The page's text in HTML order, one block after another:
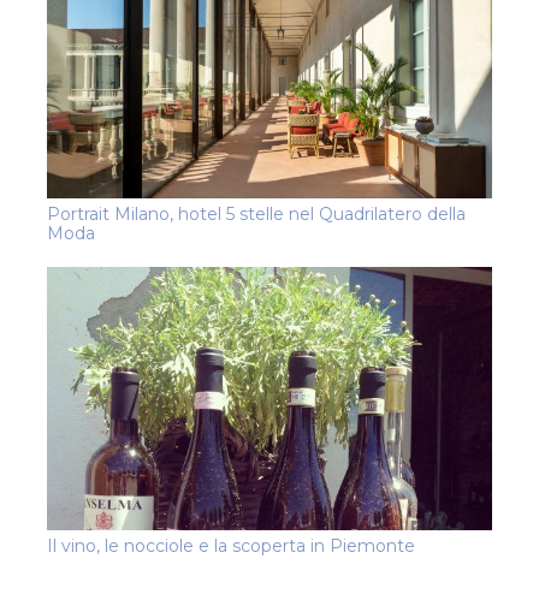
Portrait Milano, hotel 5 stelle nel Quadrilatero della
Moda
Il vino, le nocciole e la scoperta in Piemonte